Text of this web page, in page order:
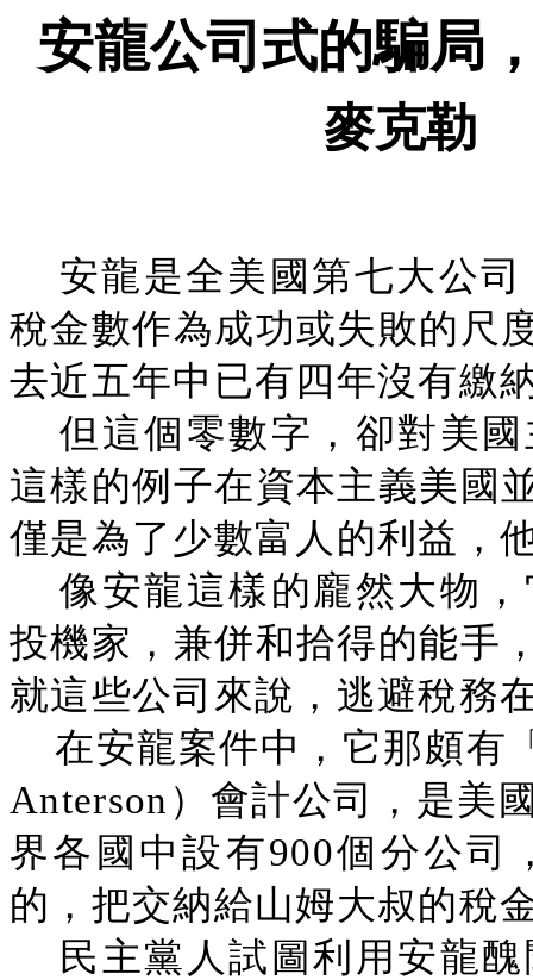
安龍公司式的騙局
麥克勒
安龍是全美國第七大公
稅金數作為成功或失敗的尺
去近五年中已有四年沒有繳
但這個零數字，卻對美
這樣的例子在資本主義美國
僅是為了少數富人的利益，
像安龍這樣的龐然大物
投機家，兼併和拾得的能手
就這些公司來說，逃避稅務
在安龍案件中，它那頗有
Anterson）會計公司，是美
界各國中設有900個分公司
的，把交納給山姆大叔的稅
民主黨人試圖利用安龍